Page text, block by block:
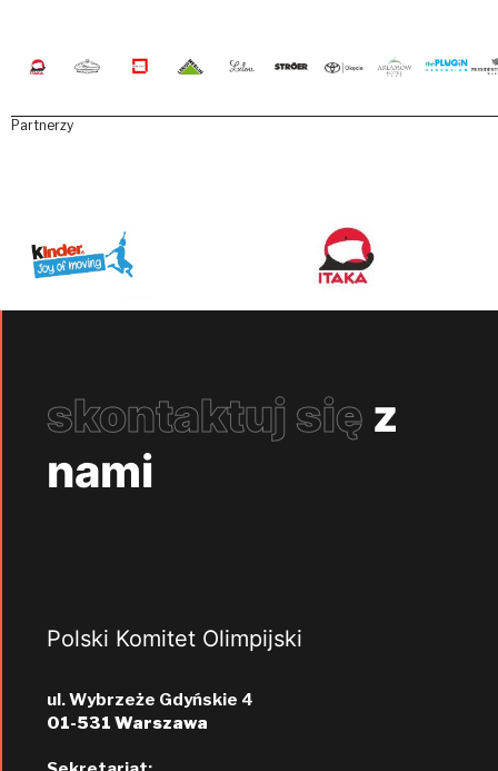
Partnerzy
skontaktuj się z
nami
Polski Komitet Olimpijski
ul. Wybrzeże Gdyńskie 4
01-531 Warszawa